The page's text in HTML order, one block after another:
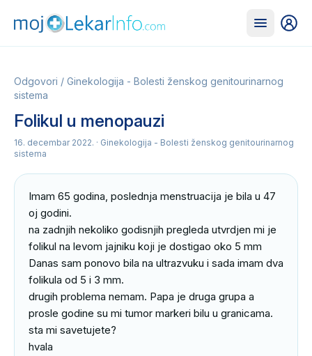
Odgovori / Ginekologija - Bolesti ženskog genitourinarnog
sistema
Folikul u menopauzi
16. decembar 2022. · Ginekologija - Bolesti ženskog genitourinarnog
sistema
Imam 65 godina, poslednja menstruacija je bila u 47
oj godini.
na zadnjih nekoliko godisnjih pregleda utvrdjen mi je
folikul na levom jajniku koji je dostigao oko 5 mm
Danas sam ponovo bila na ultrazvuku i sada imam dva
folikula od 5 i 3 mm.
drugih problema nemam. Papa je druga grupa a
prosle godine su mi tumor markeri bilu u granicama.
sta mi savetujete?
hvala